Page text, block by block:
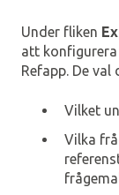
Under fliken
att
Refapp. De
Vilket
Vilka